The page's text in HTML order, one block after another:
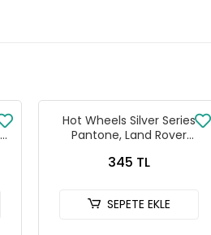
Hot Wheels Silver Series
Pantone, Land Rover
345 TL
SEPETE EKLE